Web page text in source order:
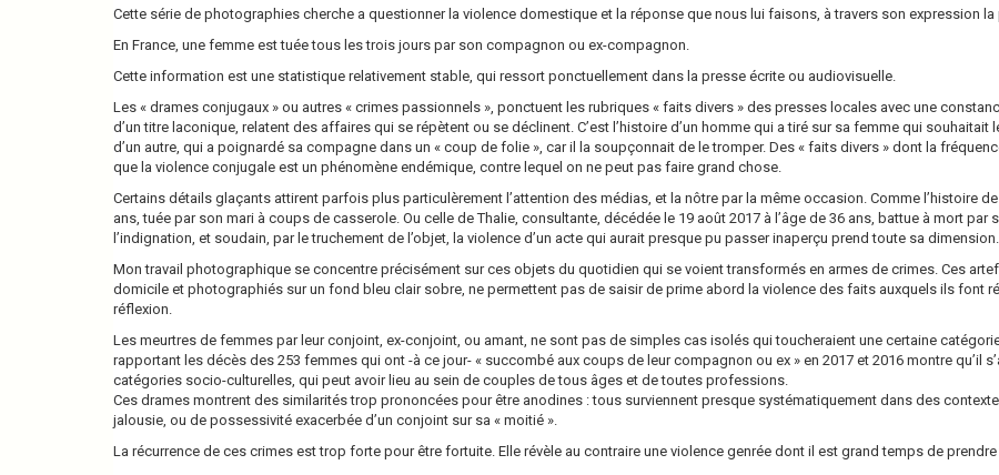
Cette série de photographies cherche a questionner la violence domestique et la réponse que nous lui faisons, à travers son expression
En France, une femme est tuée tous les trois jours par son compagnon ou ex-compagnon.
Cette information est une statistique relativement stable, qui ressort ponctuellement dans la presse écrite ou audiovisuelle.
Les « drames conjugaux » ou autres « crimes passionnels », ponctuent les rubriques « faits divers » des presses locales avec une
d’un titre laconique, relatent des affaires qui se répètent ou se déclinent. C’est l’histoire d’un homme qui a tiré sur sa femme qui souhaitait
d’un autre, qui a poignardé sa compagne dans un « coup de folie », car il la soupçonnait de le tromper. Des « faits divers » dont la
que la violence conjugale est un phénomène endémique, contre lequel on ne peut pas faire grand chose.
Certains détails glaçants attirent parfois plus particulèrement l’attention des médias, et la nôtre par la même occasion. Comme l’histoire
ans, tuée par son mari à coups de casserole. Ou celle de Thalie, consultante, décédée le 19 août 2017 à l’âge de 36 ans, battue à mort
l’indignation, et soudain, par le truchement de l’objet, la violence d’un acte qui aurait presque pu passer inaperçu prend toute sa dimension.
Mon travail photographique se concentre précisément sur ces objets du quotidien qui se voient transformés en armes de crimes. Ces
domicile et photographiés sur un fond bleu clair sobre, ne permettent pas de saisir de prime abord la violence des faits auxquels ils font
réflexion.
Les meurtres de femmes par leur conjoint, ex-conjoint, ou amant, ne sont pas de simples cas isolés qui toucheraient une certaine
rapportant les décès des 253 femmes qui ont -à ce jour- « succombé aux coups de leur compagnon ou ex » en 2017 et 2016 montre qu’il
catégories socio-culturelles, qui peut avoir lieu au sein de couples de tous âges et de toutes professions.
Ces drames montrent des similarités trop prononcées pour être anodines : tous surviennent presque systématiquement dans des
jalousie, ou de possessivité exacerbée d’un conjoint sur sa « moitié ».
La récurrence de ces crimes est trop forte pour être fortuite. Elle révèle au contraire une violence genrée dont il est grand temps de